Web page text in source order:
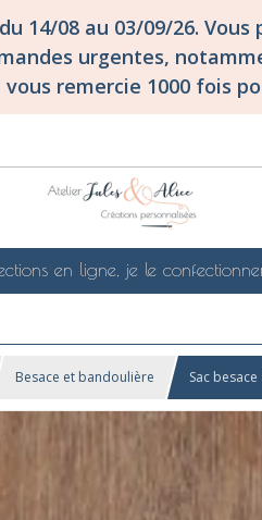
14/08 au 03/09/26.
urgentes,
remercie 1000 fois
en ligne, je le
Besace et bandoulière Sac